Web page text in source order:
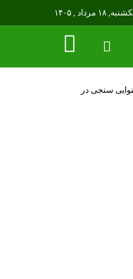
۱۸ مرداد , ۱۴۰۵
سنجی در